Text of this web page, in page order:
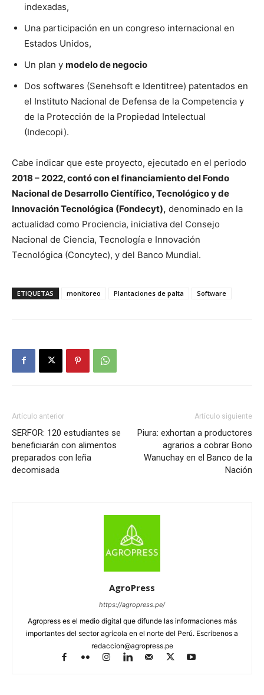
indexadas,
Una participación en un congreso internacional en
Estados Unidos,
Un plan y modelo de negocio
Dos softwares (Senehsoft e Identitree) patentados en
el Instituto Nacional de Defensa de la Competencia y
de la Protección de la Propiedad Intelectual
(Indecopi).
Cabe indicar que este proyecto, ejecutado en el periodo
2018 – 2022, contó con el financiamiento del Fondo
Nacional de Desarrollo Científico, Tecnológico y de
Innovación Tecnológica (Fondecyt), denominado en la
actualidad como Prociencia, iniciativa del Consejo
Nacional de Ciencia, Tecnología e Innovación
Tecnológica (Concytec), y del Banco Mundial.
ETIQUETAS monitoreo Plantaciones de palta Software
Artículo anterior
SERFOR: 120 estudiantes se
beneficiarán con alimentos
preparados con leña
decomisada
Artículo siguiente
Piura: exhortan a productores
agrarios a cobrar Bono
Wanuchay en el Banco de la
Nación
AgroPress
https://agropress.pe/
Agropress es el medio digital que difunde las informaciones más
importantes del sector agrícola en el norte del Perú. Escríbenos a
redaccion@agropress.pe